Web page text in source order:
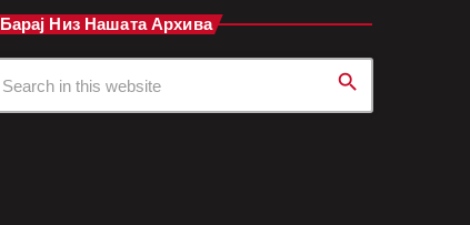
Барај Низ Нашата Архива
search